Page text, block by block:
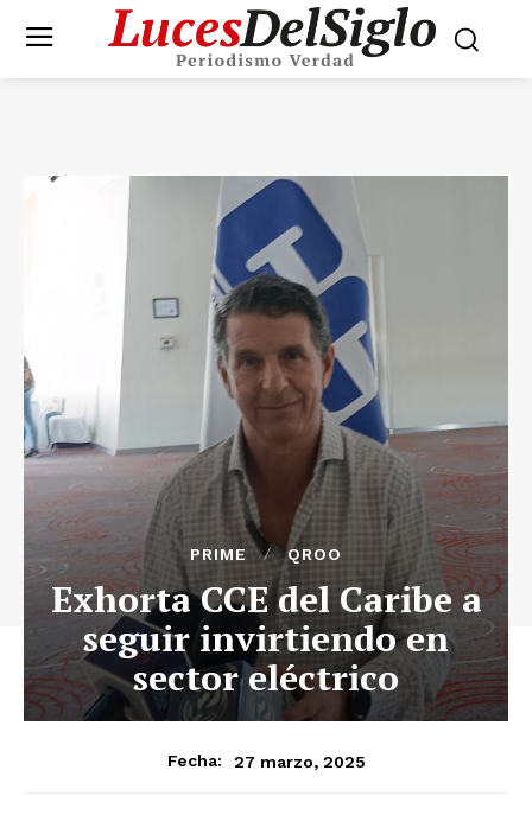
PRIME QROO
Exhorta CCE del Caribe a
seguir invirtiendo en
sector eléctrico
Fecha: 27 marzo, 2025